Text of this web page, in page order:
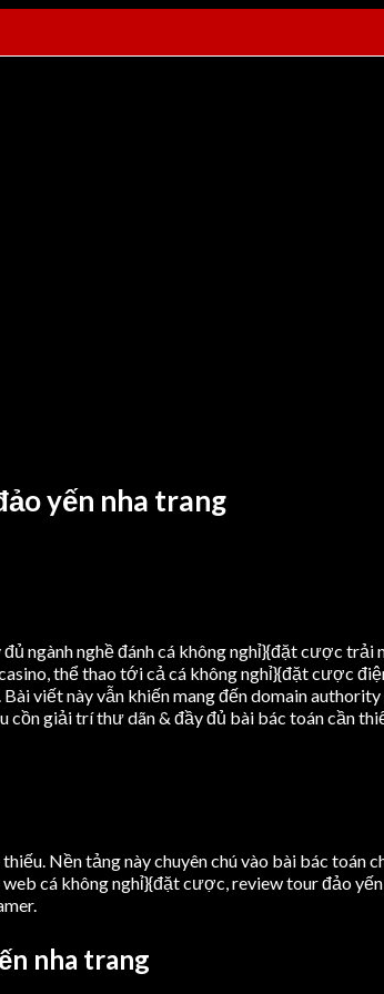
yến nha trang
ngành nghề đánh cá không nghỉ}{đặt cược trải
thể thao tới cả cá không nghỉ}{đặt cược
viết này vẫn khiến mang đến domain
giải trí thư dãn & đầy đủ bài bác toán cần
Nền tảng này chuyên chú vào bài bác toán
cá không nghỉ}{đặt cược, review tour đảo
nha trang